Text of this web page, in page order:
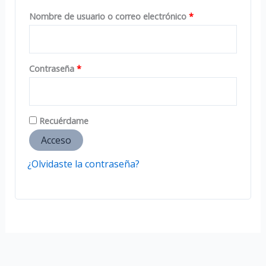
Nombre de usuario o correo electrónico *Obligatorio
Contraseña *Obligatorio
Recuérdame
Acceso
¿Olvidaste la contraseña?